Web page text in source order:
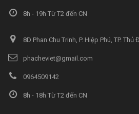
8h - 19h Từ T2 đến CN
8D Phan Chu Trinh, P. Hiệp Phú, TP. Thủ
phacheviet@gmail.com
0964509142
8h - 18h Từ T2 đến CN